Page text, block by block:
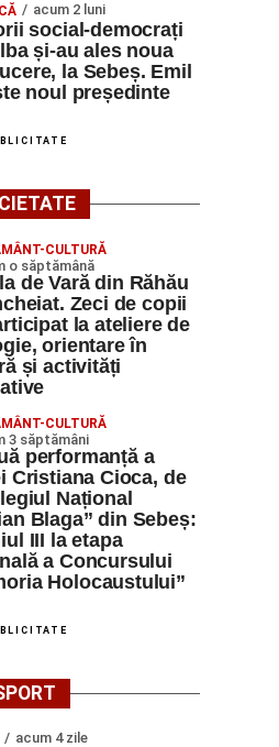
acum 2 luni
social-democrați
și-au ales noua
la Sebeș. Emil
noul președinte
CULTURĂ
o săptămână
de Vară din Răhău
Zeci de copii
la ateliere de
orientare în
și activități
CULTURĂ
3 săptămâni
performanță a
Cristiana Cioca, de
Național
Blaga” din Sebeș:
III la etapa
a Concursului
Holocaustului”
acum 4 zile